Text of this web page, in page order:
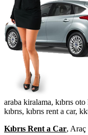
araba kiralama, kıbrıs
kıbrıs, kıbrıs rent a car,
Kıbrıs Rent a Car, Araç